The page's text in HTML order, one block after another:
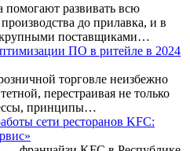
развивать всю
до прилавка, и в
поставщиками…
ПО в ритейле в 2024
торговле неизбежно
перестраивая не только
принципы…
сети ресторанов KFC: